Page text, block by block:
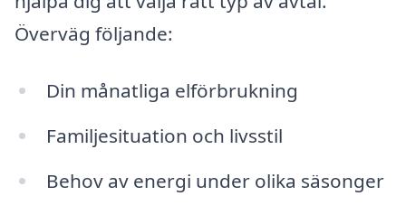
Överväg följande:
Din månatliga elförbrukning
Familjesituation och livsstil
Behov av energi under olika säsonger